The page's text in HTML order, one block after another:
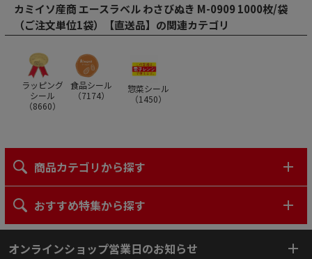
カミイソ産商 エースラベル わさびぬき M-0909 1000枚/袋
（ご注文単位1袋）【直送品】の関連カテゴリ
ラッピング
シール
（8660）
食品シール
（7174）
惣菜シール
（1450）
商品カテゴリから探す
おすすめ特集から探す
オンラインショップ営業日のお知らせ